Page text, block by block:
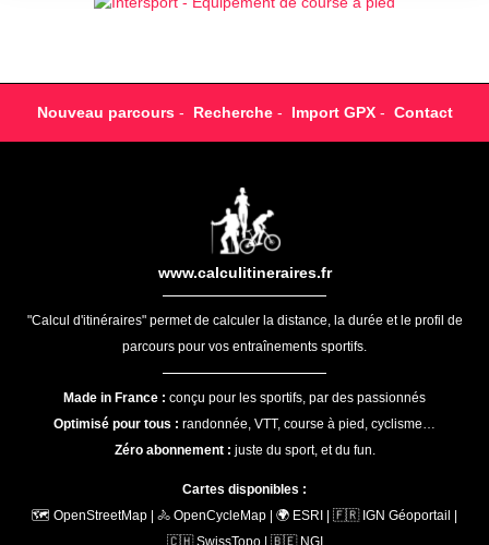
Nouveau parcours- Recherche- Import GPX- Contact
www.calculitineraires.fr
"Calcul d'itinéraires" permet de calculer la distance, la durée et le profil de
parcours pour vos entraînements sportifs.
Made in France : conçu pour les sportifs, par des passionnés
Optimisé pour tous : randonnée, VTT, course à pied, cyclisme…
Zéro abonnement : juste du sport, et du fun.
Cartes disponibles :
🗺️ OpenStreetMap | 🚴 OpenCycleMap | 🌍 ESRI | 🇫🇷 IGN Géoportail |
🇨🇭 SwissTopo | 🇧🇪 NGI